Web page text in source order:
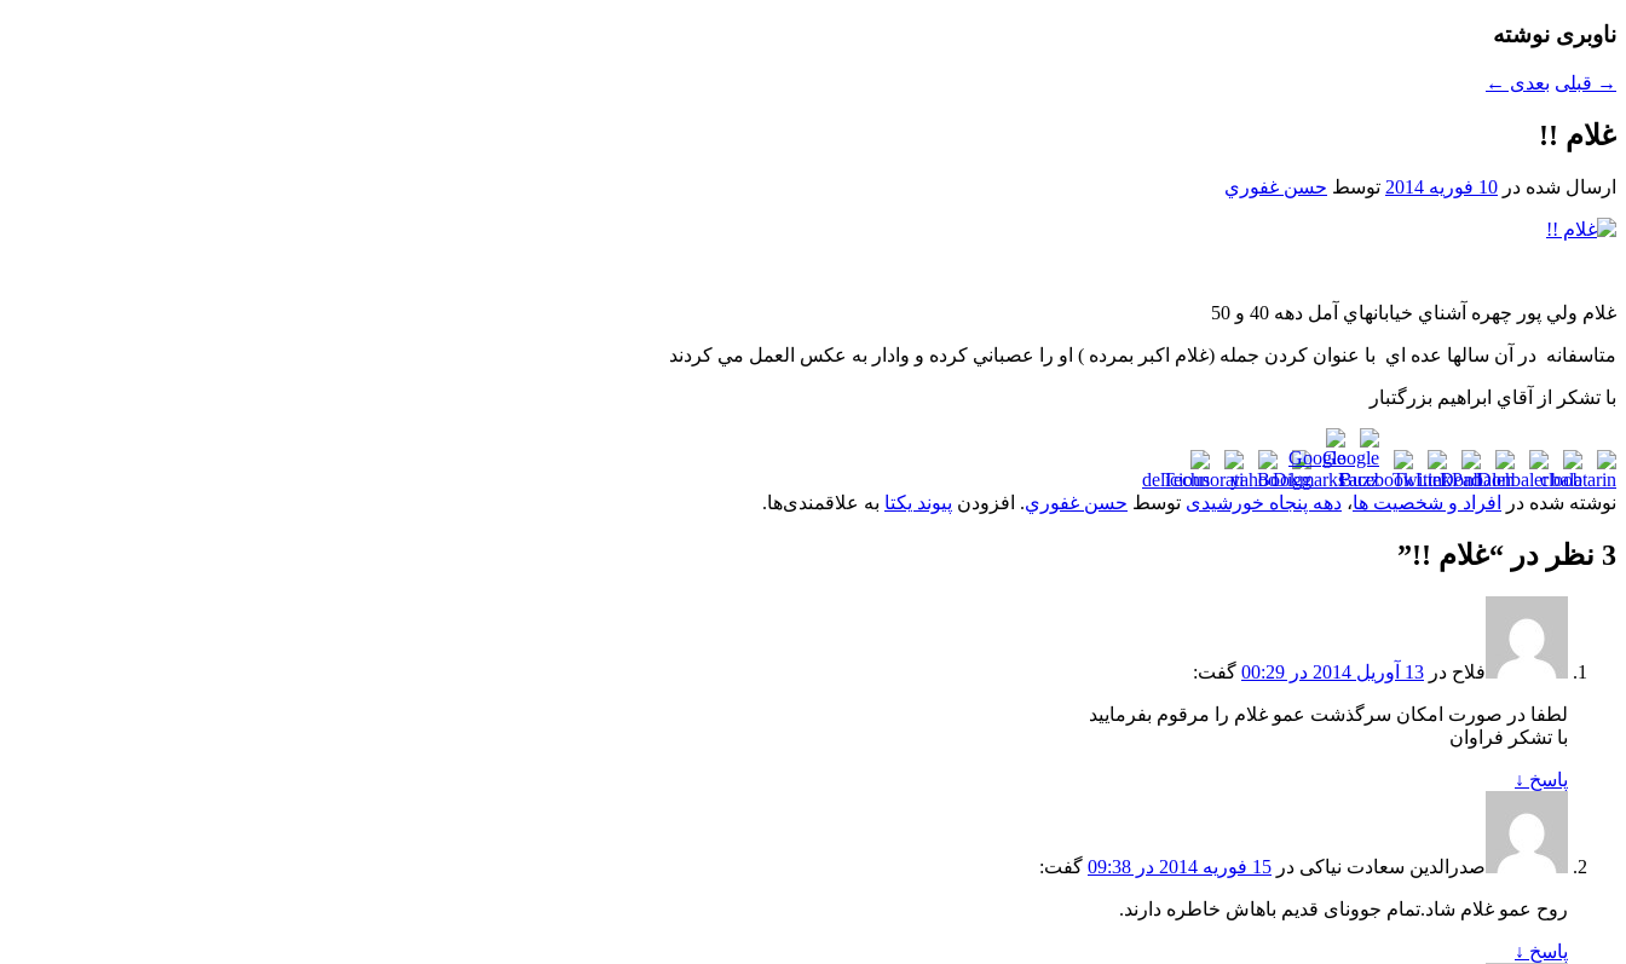
ناوبری نوشته
→ قبلی بعدی ←
غلام !!
ارسال شده در 10 فوریه 2014 توسط حسن غفوري
غلام ولي پور چهره آشناي خيابانهاي آمل دهه 40 و 50
متاسفانه در آن سالها عده اي با عنوان کردن جمله (غلام اکبر بمرده ) او را عصباني کرده و وادار به عکس العمل مي کردند
با تشکر از آقاي ابراهيم بزرگتبار
نوشته شده در افراد و شخصیت ها، دهه پنجاه خورشیدی توسط حسن غفوري. افزودن پیوند یکتا به علاقمندی‌ها.
3 نظر در “ غلام !!”
فلاح در 13 آوریل 2014 در 00:29 گفت:
لطفا در صورت امکان سرگذشت عمو غلام را مرقوم بفرمایید
با تشکر فراوان
پاسخ ↓
صدرالدین سعادت نیاکی در 15 فوریه 2014 در 09:38 گفت:
روح عمو غلام شاد.تمام جوونای قدیم باهاش خاطره دارند.
پاسخ ↓